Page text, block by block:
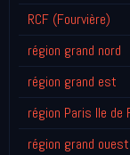
RCF (Fourvière)
région grand nord
région grand est
région Paris Ile de
région grand ouest